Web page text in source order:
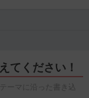
てください！
ーマに沿った書き込